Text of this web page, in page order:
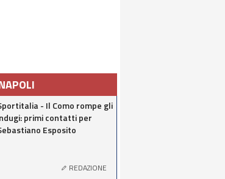
- Il Como rompe gli
primi contatti per
Esposito
REDAZIONE